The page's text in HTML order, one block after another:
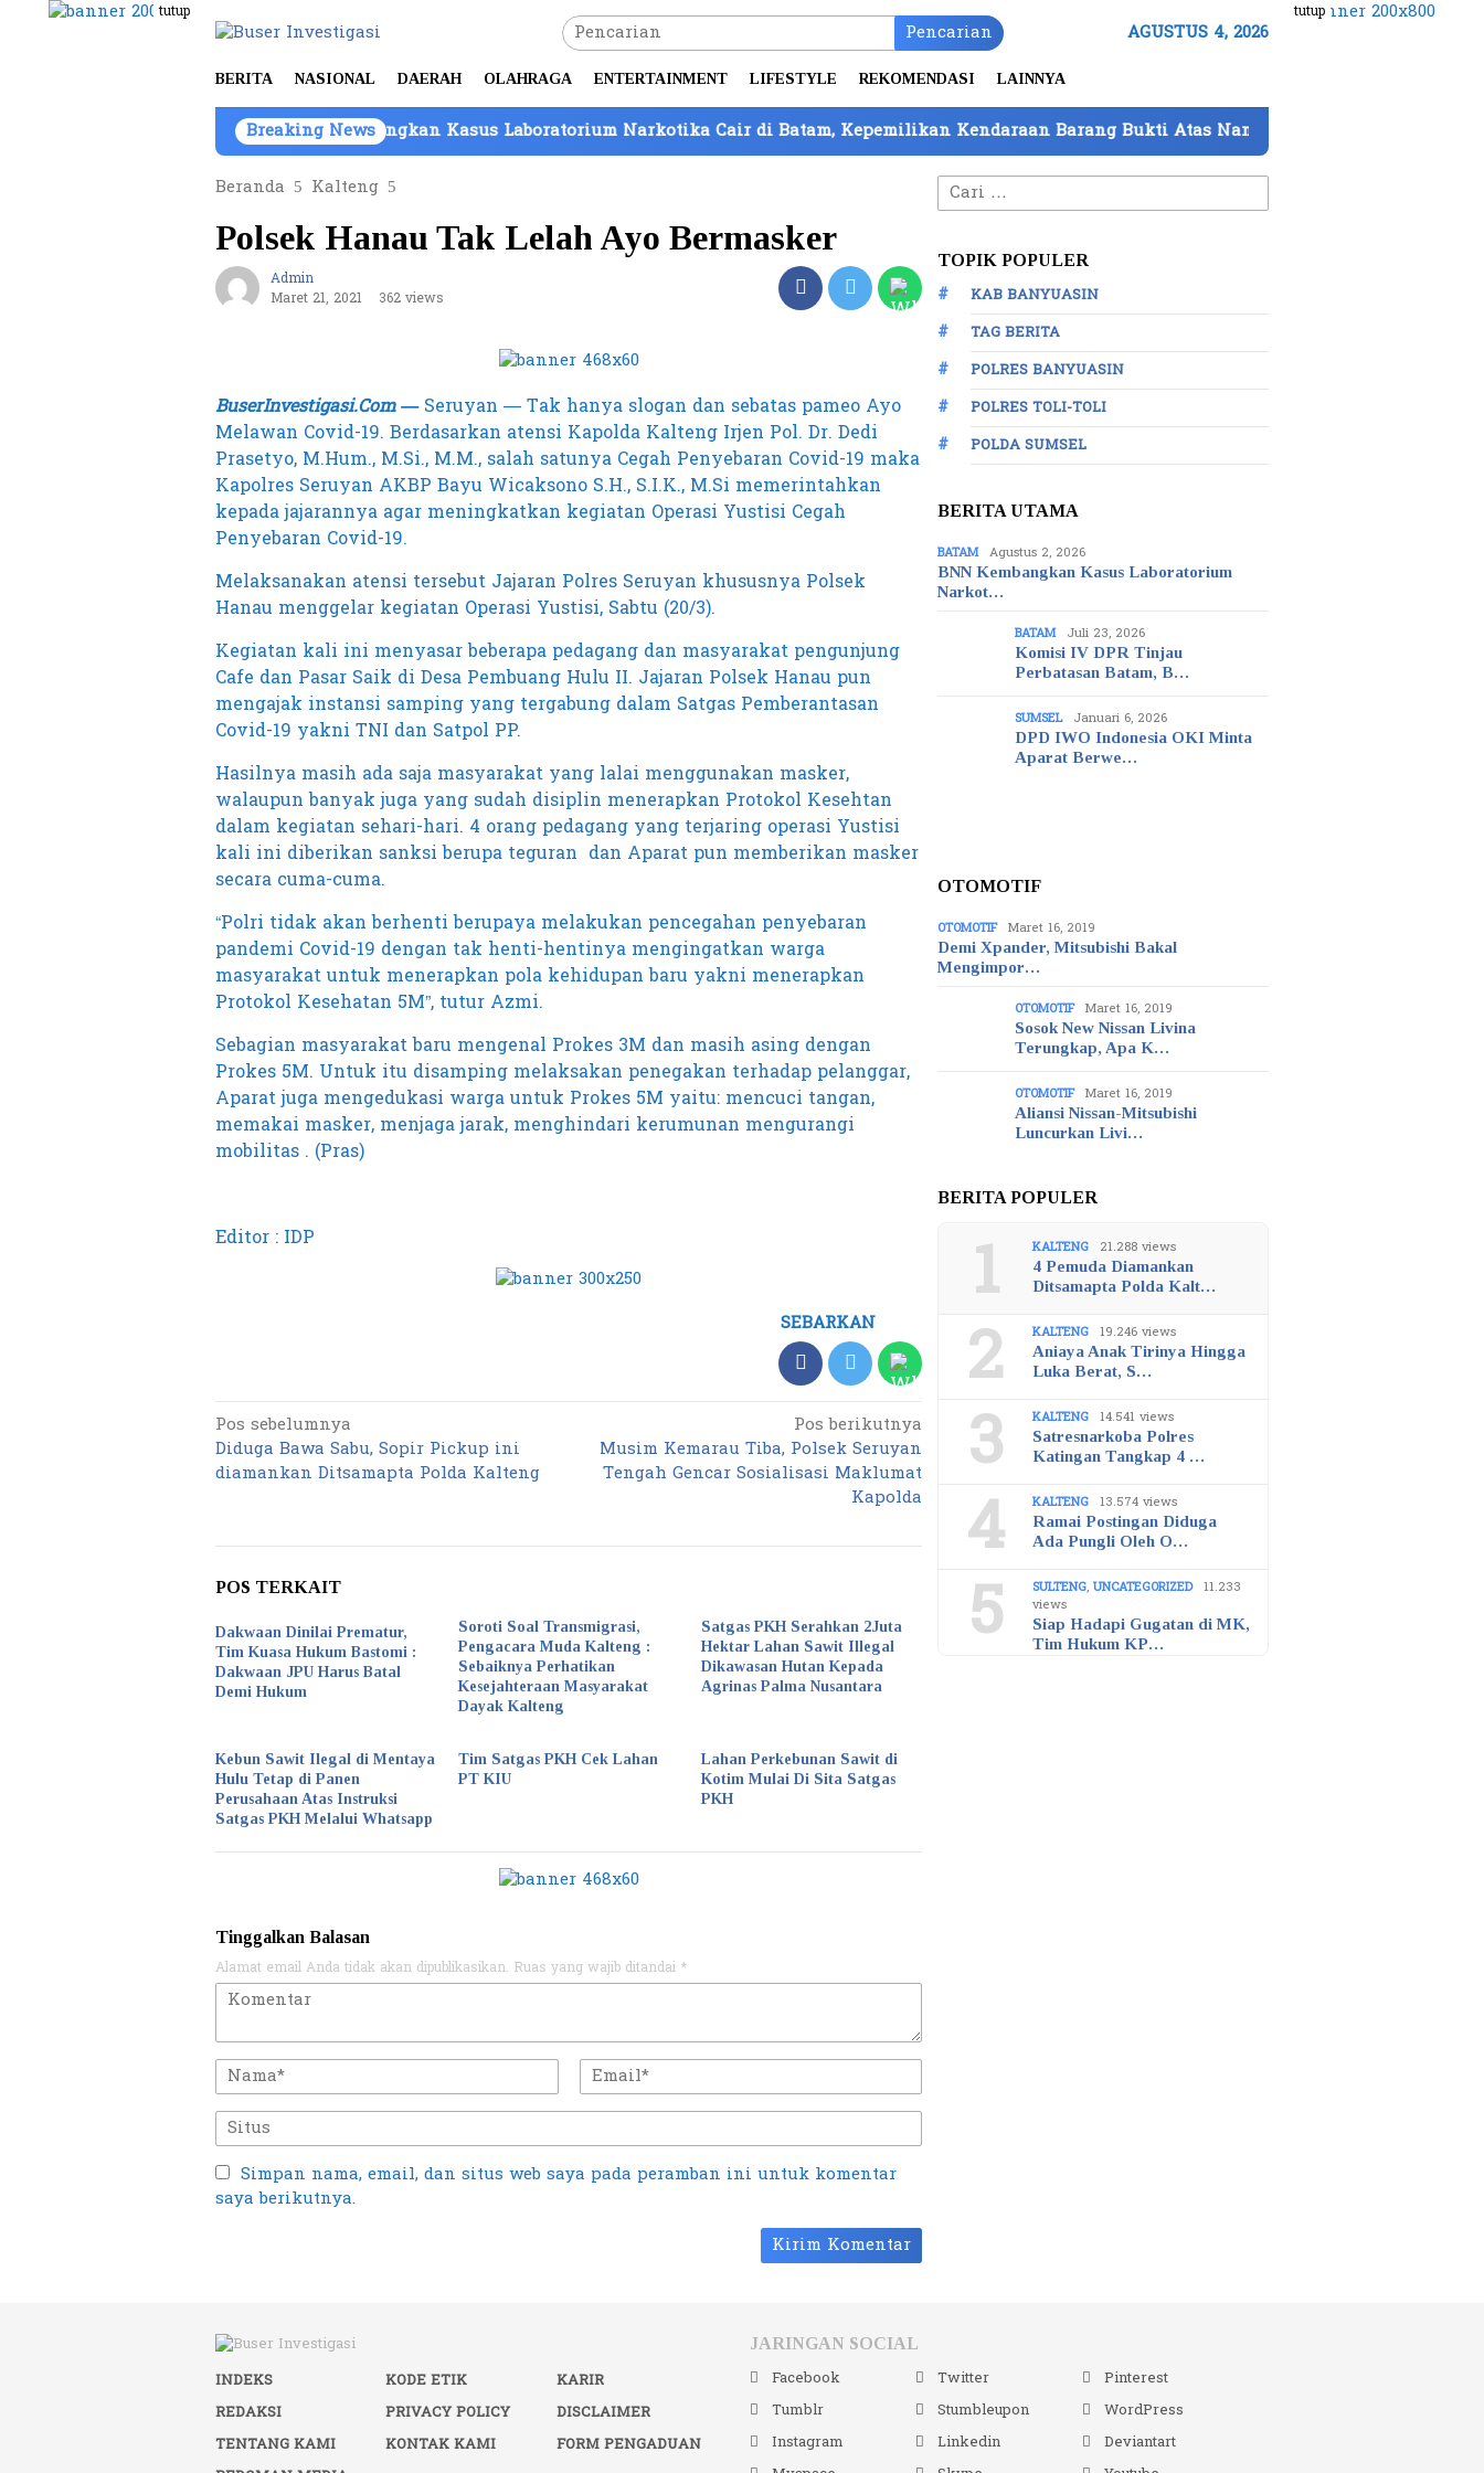
Loncat
tutup tutup
Pencarian AGUSTUS 4, 2026
BERITA NASIONAL DAERAH OLAHRAGA ENTERTAINMENT LIFESTYLE REKOMENDASI LAINNYA
Breaking News
BNN Kembangkan Kasus Laboratorium Narkotika Cair di Batam, Kepemilikan Kendaraan Barang Bukti Atas Nama PT Mitra Usaha Properti
Beranda
Kalteng
Polsek Hanau Tak Lelah Ayo Bermasker
Admin
Maret 21, 2021
362 views
BuserInvestigasi.Com —Seruyan — Tak hanya slogan dan sebatas pameo Ayo
Melawan Covid-19. Berdasarkan atensi Kapolda Kalteng Irjen Pol. Dr. Dedi
Prasetyo, M.Hum., M.Si., M.M., salah satunya Cegah Penyebaran Covid-19 maka
Kapolres Seruyan AKBP Bayu Wicaksono S.H., S.I.K., M.Si memerintahkan
kepada jajarannya agar meningkatkan kegiatan Operasi Yustisi Cegah
Penyebaran Covid-19.
Melaksanakan atensi tersebut Jajaran Polres Seruyan khususnya Polsek
Hanau menggelar kegiatan Operasi Yustisi, Sabtu (20/3).
Kegiatan kali ini menyasar beberapa pedagang dan masyarakat pengunjung
Cafe dan Pasar Saik di Desa Pembuang Hulu II. Jajaran Polsek Hanau pun
mengajak instansi samping yang tergabung dalam Satgas Pemberantasan
Covid-19 yakni TNI dan Satpol PP.
Hasilnya masih ada saja masyarakat yang lalai menggunakan masker,
walaupun banyak juga yang sudah disiplin menerapkan Protokol Kesehtan
dalam kegiatan sehari-hari. 4 orang pedagang yang terjaring operasi Yustisi
kali ini diberikan sanksi berupa teguran dan Aparat pun memberikan masker
secara cuma-cuma.
“Polri tidak akan berhenti berupaya melakukan pencegahan penyebaran
pandemi Covid-19 dengan tak henti-hentinya mengingatkan warga
masyarakat untuk menerapkan pola kehidupan baru yakni menerapkan
Protokol Kesehatan 5M”, tutur Azmi.
Sebagian masyarakat baru mengenal Prokes 3M dan masih asing dengan
Prokes 5M. Untuk itu disamping melaksakan penegakan terhadap pelanggar,
Aparat juga mengedukasi warga untuk Prokes 5M yaitu: mencuci tangan,
memakai masker, menjaga jarak, menghindari kerumunan mengurangi
mobilitas . (Pras)
Editor : IDP
SEBARKAN
Navigasi
pos
Pos sebelumnya
Diduga Bawa Sabu, Sopir Pickup ini
diamankan Ditsamapta Polda Kalteng
Pos berikutnya
Musim Kemarau Tiba, Polsek Seruyan
Tengah Gencar Sosialisasi Maklumat
Kapolda
POS TERKAIT
Dakwaan Dinilai Prematur,
Tim Kuasa Hukum Bastomi :
Dakwaan JPU Harus Batal
Demi Hukum
Soroti Soal Transmigrasi,
Pengacara Muda Kalteng :
Sebaiknya Perhatikan
Kesejahteraan Masyarakat
Dayak Kalteng
Satgas PKH Serahkan 2Juta
Hektar Lahan Sawit Illegal
Dikawasan Hutan Kepada
Agrinas Palma Nusantara
Kebun Sawit Ilegal di Mentaya
Hulu Tetap di Panen
Perusahaan Atas Instruksi
Satgas PKH Melalui Whatsapp
Tim Satgas PKH Cek Lahan
PT KIU
Lahan Perkebunan Sawit di
Kotim Mulai Di Sita Satgas
PKH
Tinggalkan Balasan
Alamat email Anda tidak akan dipublikasikan. Ruas yang wajib ditandai *
Simpan nama, email, dan situs web saya pada peramban ini untuk komentar
saya berikutnya.
Cari
untuk:
TOPIK POPULER
KAB BANYUASIN
TAG BERITA
POLRES BANYUASIN
POLRES TOLI-TOLI
POLDA SUMSEL
BERITA UTAMA
BATAM Agustus 2, 2026
BNN Kembangkan Kasus Laboratorium
Narkot…
BATAM Juli 23, 2026
Komisi IV DPR Tinjau
Perbatasan Batam, B…
SUMSEL Januari 6, 2026
DPD IWO Indonesia OKI Minta
Aparat Berwe…
OTOMOTIF
OTOMOTIF Maret 16, 2019
Demi Xpander, Mitsubishi Bakal
Mengimpor…
OTOMOTIF Maret 16, 2019
Sosok New Nissan Livina
Terungkap, Apa K…
OTOMOTIF Maret 16, 2019
Aliansi Nissan-Mitsubishi
Luncurkan Livi…
BERITA POPULER
1 KALTENG 21.288 views
4 Pemuda Diamankan
Ditsamapta Polda Kalt…
2 KALTENG 19.246 views
Aniaya Anak Tirinya Hingga
Luka Berat, S…
3 KALTENG 14.541 views
Satresnarkoba Polres
Katingan Tangkap 4 …
4 KALTENG 13.574 views
Ramai Postingan Diduga
Ada Pungli Oleh O…
5 SULTENG,UNCATEGORIZED 11.233
views
Siap Hadapi Gugatan di MK,
Tim Hukum KP…
INDEKS KODE ETIK
KARIR
REDAKSI
PRIVACY POLICY
DISCLAIMER
TENTANG KAMI
KONTAK KAMI
FORM PENGADUAN
JARINGAN SOCIAL
Facebook Twitter
Pinterest
Tumblr
Stumbleupon
WordPress
Instagram
Linkedin
Deviantart